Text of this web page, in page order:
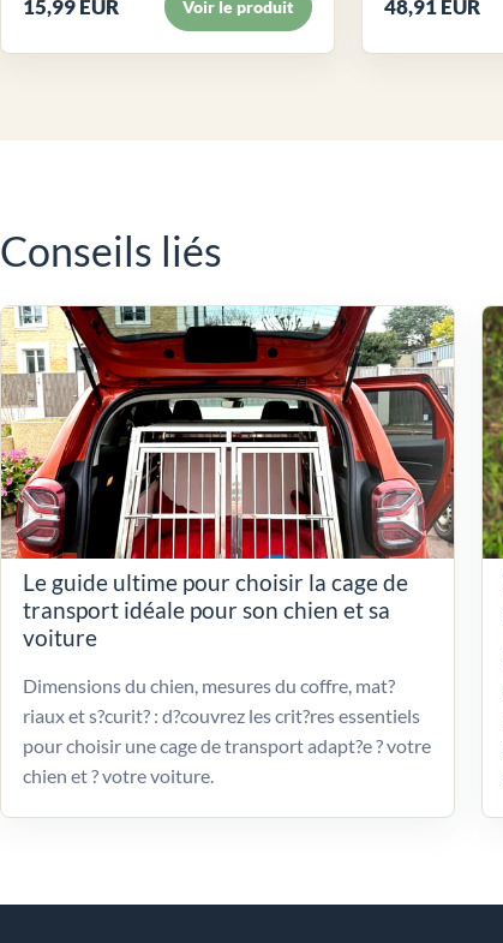
15,99 EUR Voir le produit 48,91 EUR
Conseils liés
Le guide ultime pour choisir la cage de
transport idéale pour son chien et sa
voiture
Dimensions du chien, mesures du coffre, mat?
riaux et s?curit? : d?couvrez les crit?res essentiels
pour choisir une cage de transport adapt?e ? votre
chien et ? votre voiture.